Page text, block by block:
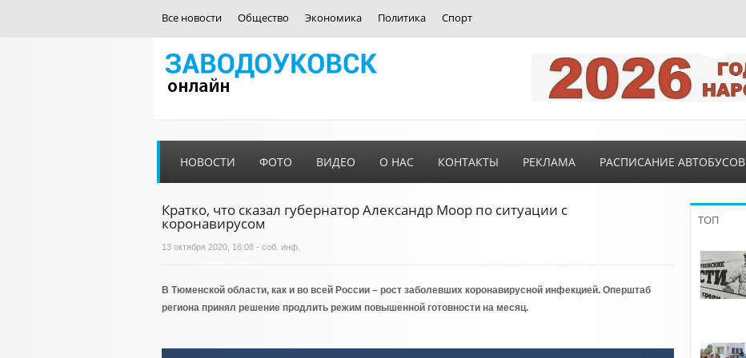
Все новости Общество Экономика Политика Спорт
НОВОСТИ ФОТО ВИДЕО О НАС КОНТАКТЫ РЕКЛАМА РАСПИСАНИЕ АВТОБУСОВ
Кратко, что сказал губернатор Александр Моор по ситуации с
коронавирусом
13 октября 2020, 16:08 - соб. инф.
В Тюменской области, как и во всей России – рост заболевших коронавирусной инфекцией. Оперштаб
региона принял решение продлить режим повышенной готовности на месяц.
ТОП